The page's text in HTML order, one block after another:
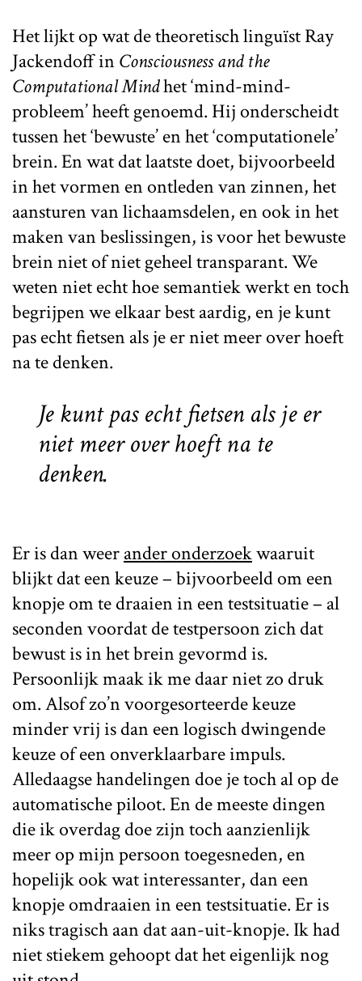
Het lijkt op wat de theoretisch linguïst Ray
Jackendoff inConsciousness and the
Computational Mindhet ‘mind-mind-
probleem’ heeft genoemd. Hij onderscheidt
tussen het ‘bewuste’ en het ‘computationele’
brein. En wat dat laatste doet, bijvoorbeeld
in het vormen en ontleden van zinnen, het
aansturen van lichaamsdelen, en ook in het
maken van beslissingen, is voor het bewuste
brein niet of niet geheel transparant. We
weten niet echt hoe semantiek werkt en toch
begrijpen we elkaar best aardig, en je kunt
pas echt fietsen als je er niet meer over hoeft
na te denken.
Je kunt pas echt fietsen als je er
niet meer over hoeft na te
denken.
Er is dan weerander onderzoekwaaruit
blijkt dat een keuze – bijvoorbeeld om een
knopje om te draaien in een testsituatie – al
seconden voordat de testpersoon zich dat
bewust is in het brein gevormd is.
Persoonlijk maak ik me daar niet zo druk
om. Alsof zo’n voorgesorteerde keuze
minder vrij is dan een logisch dwingende
keuze of een onverklaarbare impuls.
Alledaagse handelingen doe je toch al op de
automatische piloot. En de meeste dingen
die ik overdag doe zijn toch aanzienlijk
meer op mijn persoon toegesneden, en
hopelijk ook wat interessanter, dan een
knopje omdraaien in een testsituatie. Er is
niks tragisch aan dat aan-uit-knopje. Ik had
niet stiekem gehoopt dat het eigenlijk nog